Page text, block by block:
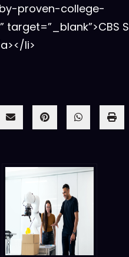
proven-college-
li>